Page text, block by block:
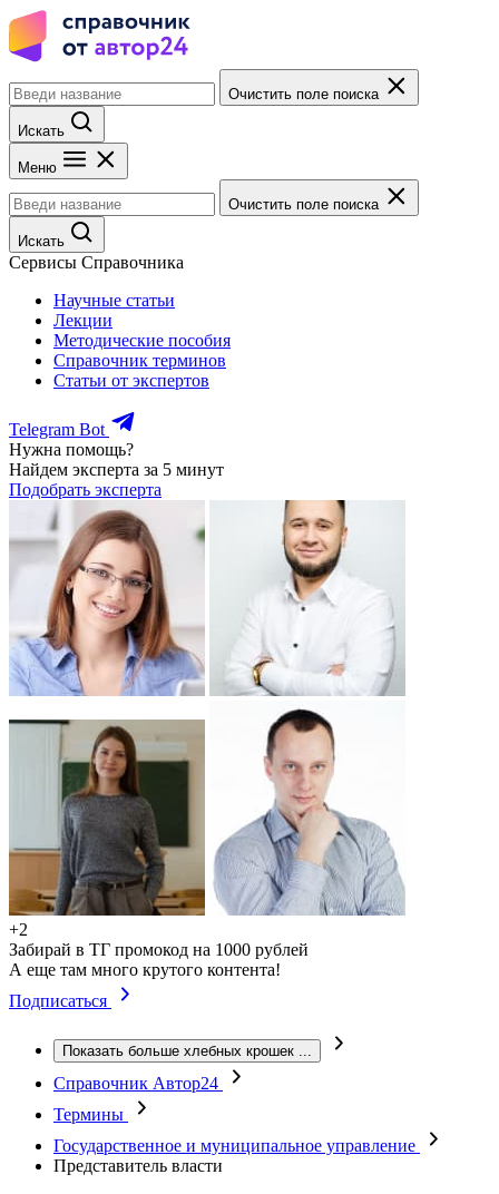
Очистить поле поиска
Искать
Меню
Очистить поле поиска
Искать
Сервисы Справочника
Научные статьи
Лекции
Методические пособия
Справочник терминов
Статьи от экспертов
Telegram Bot
Нужна помощь?
Найдем эксперта за 5 минут
Подобрать эксперта
+2
Забирай в ТГ промокод на 1000 рублей
А еще там много крутого контента!
Подписаться
Показать больше хлебных крошек ...
Справочник Автор24
Термины
Государственное и муниципальное управление
Представитель власти